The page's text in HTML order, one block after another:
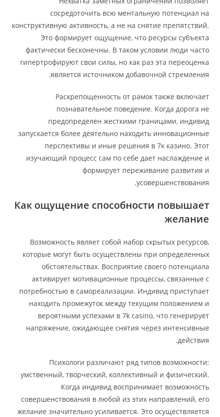
сосредоточить всю ментальную потенциал на
конструктивную активность, а не на снятие препятствий.
Это формирует ощущение, что ресурсы субъекта
фактически бесконечны. В таком условии люди часто
гипертрофируют свои силы, но как раз эта переоценка
является источником добавочной стремления.
Раскрепощенность от рамок также включает
познавательное поведение. Когда дорога не
предопределен жесткими границами, индивид
запускается более деятельно находить инновационные
перспективы и иные решения в 7к казино. Этот
изучающий процесс сам по себе дает наслаждение и
формирует переживание развития и
усовершенствования.
Как ощущение способности повышает
желание
Возможность являет собой набор скрытых ресурсов,
которые могут быть осуществлены при определенных
обстоятельствах. Восприятие своего потенциала
активирует мотивационные процессы, связанные с
потребностью в самореализации. Индивид приступает
находить промежуток между текущим положением и
вероятными успехами в 7k casino, что генерирует
напряжение, ожидающее снятия через интенсивные
действия.
Психологи различают ряд типов возможности:
умственный, творческий, коллективный и физический.
Когда индивид воспринимает возможность
совершенствования в любой из этих направлений, его
желание значительно усиливается. Это осуществляется